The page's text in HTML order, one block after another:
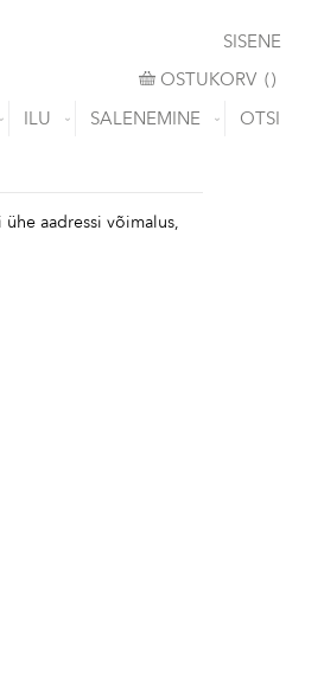
SISENE
OSTUKORV
OSTUKORV ()
OTSI
ILU SALENEMINE
aadressi võimalus,